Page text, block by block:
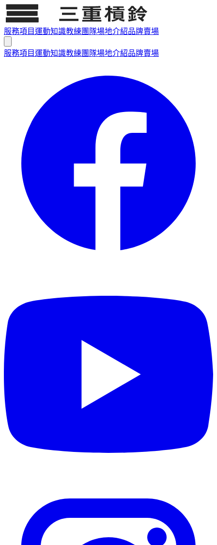
服務項目運動知識教練團隊場地介紹品牌賣場
服務項目運動知識教練團隊場地介紹品牌賣場